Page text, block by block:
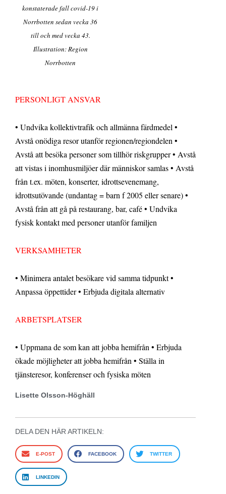
konstaterade fall covid-19 i
Norrbotten sedan vecka 36
till och med vecka 43.
Illustration: Region
Norrbotten
PERSONLIGT ANSVAR
• Undvika kollektivtrafik och allmänna färdmedel •
Avstå onödiga resor utanför regionen/regiondelen •
Avstå att besöka personer som tillhör riskgrupper • Avstå
att vistas i inomhusmiljöer där människor samlas • Avstå
från t.ex. möten, konserter, idrottsevenemang,
idrottsutövande (undantag = barn f 2005 eller senare) •
Avstå från att gå på restaurang, bar, café • Undvika
fysisk kontakt med personer utanför familjen
VERKSAMHETER
• Minimera antalet besökare vid samma tidpunkt •
Anpassa öppettider • Erbjuda digitala alternativ
ARBETSPLATSER
• Uppmana de som kan att jobba hemifrån • Erbjuda
ökade möjligheter att jobba hemifrån • Ställa in
tjänsteresor, konferenser och fysiska möten
Lisette Olsson-Höghäll
DELA DEN HÄR ARTIKELN:
E-POST FACEBOOK TWITTER
LINKEDIN